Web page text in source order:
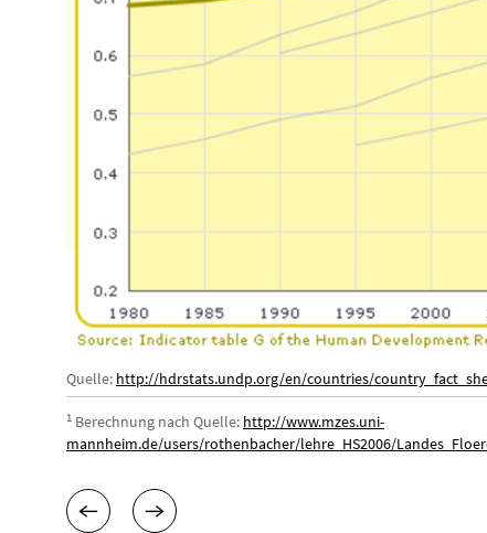
Quelle: http://hdrstats.undp.org/en/countries/
1 Berechnung nach Quelle: http://www.mzes.uni-
mannheim.de/users/rothenbacher/lehre_HS2006/